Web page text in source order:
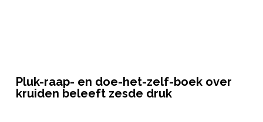
Pluk-raap- en doe-het-zelf-boek over
kruiden beleeft zesde druk